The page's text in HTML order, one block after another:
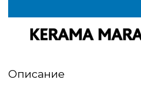
Описание